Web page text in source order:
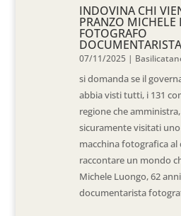
INDOVINA CHI
PRANZO
FOTOGRAFO
07/11/2025 |
si domanda se il
abbia visti tutti, i 131
regione che
sicuramente visitati
macchina fotografica al
raccontare un mondo
Michele Luongo, 62
documentarista